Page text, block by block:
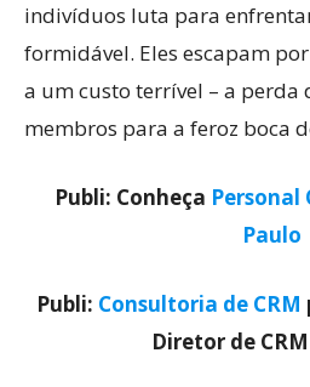
indivíduos luta para
formidável. Eles escapam
a um custo terrível – a perda
membros para a feroz boca
Publi: Conheça Personal
Paulo
Publi: Consultoria de CRM
Diretor de